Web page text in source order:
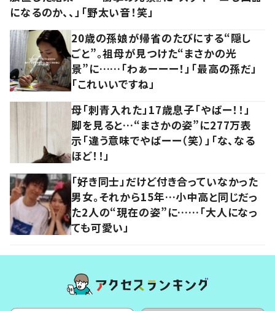
になるのか、、」「野太い音！笑」
20歳の孫娘が帰省のたびにする“隠し
ごと”。祖母が見つけた“まさかの光
景”に……「わぁーーー！」「最高の孫だ」
「これいいですね」
母「刺青入れた」17歳息子「やばー！！」
脚を見ると…“まさかの姿”に277万表
示「違う意味でやばーー（笑）」「な、なる
ほど！！」
「好き同士」だけど付き合っていなかった
男女。それから15年…小中高と同じだっ
た2人の“現在の姿”に……「大人になっ
ても可愛い」